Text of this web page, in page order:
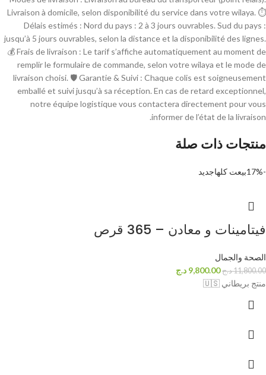
Livraison à domicile, selon disponibilité du service dans votre wilaya. ⏱
Délais estimés : Nord du pays : 2 à 3 jours ouvrables. Sud du pays :
jusqu’à 5 jours ouvrables, selon la distance et la disponibilité des lignes.
💰 Frais de livraison : Le tarif s’affiche automatiquement au moment de
remplir le formulaire de commande, selon votre wilaya et le mode de
livraison choisi. 🛡 Garantie & Suivi : Chaque colis est soigneusement
emballé et suivi jusqu’à sa réception. En cas de retard exceptionnel,
notre équipe logistique vous contactera directement pour vous
informer de l’état de la livraison.
منتجات ذات صلة
-17% بيعت كلهاجديد
فيتامينات و معادن – 365 قرص
الصحة والجمال
11,800.00د.ج 9,800.00 د.ج
منتج بريطاني 🇺🇸